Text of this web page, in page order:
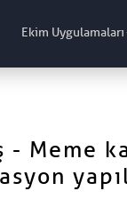
Ekim Uygulamaları
- Meme